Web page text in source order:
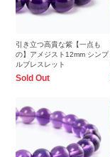
引き立つ高貴な紫【一点も
の】アメジスト12mm シンプ
ルブレスレット
Sold Out